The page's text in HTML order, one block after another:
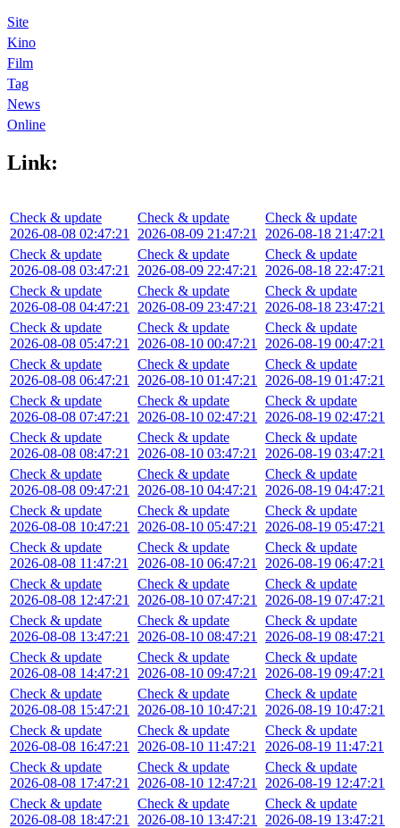
Site
Kino
Film
Tag
News
Online
Link:
Check & update
2026-08-08 02:47:21
Check & update
2026-08-08 03:47:21
Check & update
2026-08-08 04:47:21
Check & update
2026-08-08 05:47:21
Check & update
2026-08-08 06:47:21
Check & update
2026-08-08 07:47:21
Check & update
2026-08-08 08:47:21
Check & update
2026-08-08 09:47:21
Check & update
2026-08-08 10:47:21
Check & update
2026-08-08 11:47:21
Check & update
2026-08-08 12:47:21
Check & update
2026-08-08 13:47:21
Check & update
2026-08-08 14:47:21
Check & update
2026-08-08 15:47:21
Check & update
2026-08-08 16:47:21
Check & update
2026-08-08 17:47:21
Check & update
2026-08-08 18:47:21
Check & update
2026-08-09 21:47:21
Check & update
2026-08-09 22:47:21
Check & update
2026-08-09 23:47:21
Check & update
2026-08-10 00:47:21
Check & update
2026-08-10 01:47:21
Check & update
2026-08-10 02:47:21
Check & update
2026-08-10 03:47:21
Check & update
2026-08-10 04:47:21
Check & update
2026-08-10 05:47:21
Check & update
2026-08-10 06:47:21
Check & update
2026-08-10 07:47:21
Check & update
2026-08-10 08:47:21
Check & update
2026-08-10 09:47:21
Check & update
2026-08-10 10:47:21
Check & update
2026-08-10 11:47:21
Check & update
2026-08-10 12:47:21
Check & update
2026-08-10 13:47:21
Check & update
2026-08-18 21:47:21
Check & update
2026-08-18 22:47:21
Check & update
2026-08-18 23:47:21
Check & update
2026-08-19 00:47:21
Check & update
2026-08-19 01:47:21
Check & update
2026-08-19 02:47:21
Check & update
2026-08-19 03:47:21
Check & update
2026-08-19 04:47:21
Check & update
2026-08-19 05:47:21
Check & update
2026-08-19 06:47:21
Check & update
2026-08-19 07:47:21
Check & update
2026-08-19 08:47:21
Check & update
2026-08-19 09:47:21
Check & update
2026-08-19 10:47:21
Check & update
2026-08-19 11:47:21
Check & update
2026-08-19 12:47:21
Check & update
2026-08-19 13:47:21